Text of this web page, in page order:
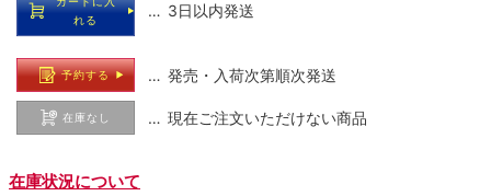
れる
… 3日以内発送
予約する … 発売・入荷次第順次発送
在庫なし … 現在ご注文いただけない商品
在庫状況について